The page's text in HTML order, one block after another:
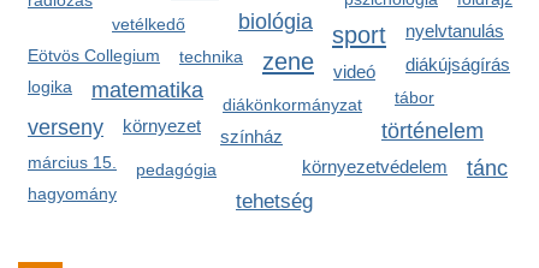
biológia
vetélkedő
sport
Eötvös Collegium
nyelvtanulás
technika diákújságírás
zene videó
logika matematika
diákönkormányzat tábor
verseny környezet történelem
színház
március 15. környezetvédelem
pedagógia
hagyomány
tehetség
tánc